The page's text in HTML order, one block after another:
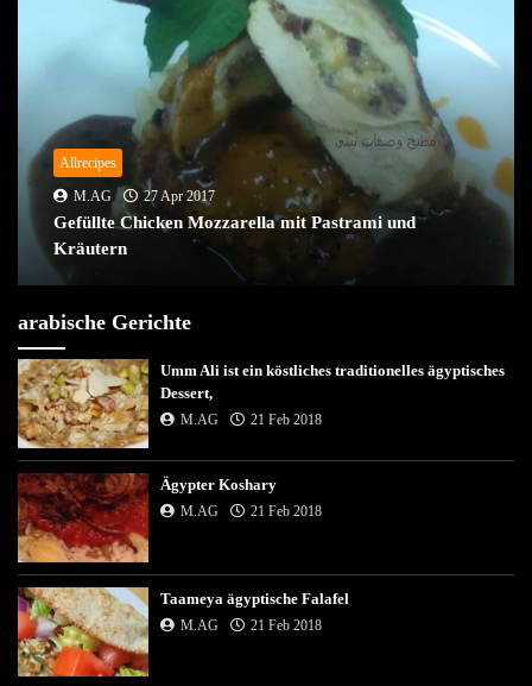
Allrecipes
M.AG
27 Apr 2017
Gefüllte Chicken Mozzarella mit Pastrami und
Kräutern
arabische Gerichte
Umm Ali ist ein köstliches traditionelles ägyptisches
Dessert,
M.AG 21 Feb 2018
Ägypter Koshary
M.AG 21 Feb 2018
Taameya ägyptische Falafel
M.AG 21 Feb 2018